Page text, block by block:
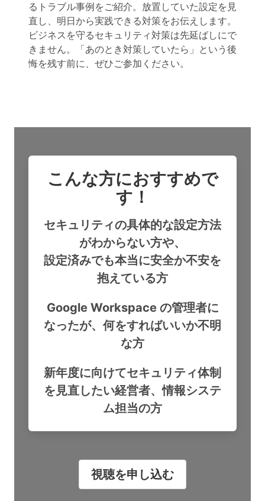
るトラブル事例をご紹介。放置していた設定を見
直し、明日から実践できる対策をお伝えします。
ビジネスを守るセキュリティ対策は先延ばしにで
きません。「あのとき対策していたら」という後
悔を残す前に、ぜひご参加ください。
こんな方におすすめで
す！
セキュリティの具体的な設定方法
がわからない方や、
設定済みでも本当に安全か不安を
抱えている方
Google Workspace の管理者に
なったが、何をすればいいか不明
な方
新年度に向けてセキュリティ体制
を見直したい経営者、情報システ
ム担当の方
視聴を申し込む